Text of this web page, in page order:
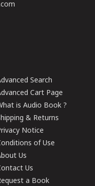
Search
Cart Page
is Audio Book ?
& Returns
Notice
of Use
Us
Us
a Book